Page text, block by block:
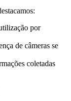
por
de câmeras se
coletadas